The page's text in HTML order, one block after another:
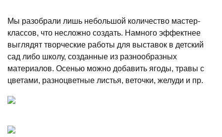
Мы разобрали лишь небольшой количество мастер-
классов, что несложно создать. Намного эффектнее
выглядят творческие работы для выставок в детский
сад либо школу, созданные из разнообразных
материалов. Осенью можно добавить ягоды, травы с
цветами, разноцветные листья, веточки, желуди и пр.